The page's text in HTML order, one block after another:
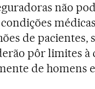
não
de pacientes,
pôr limites à
de homens